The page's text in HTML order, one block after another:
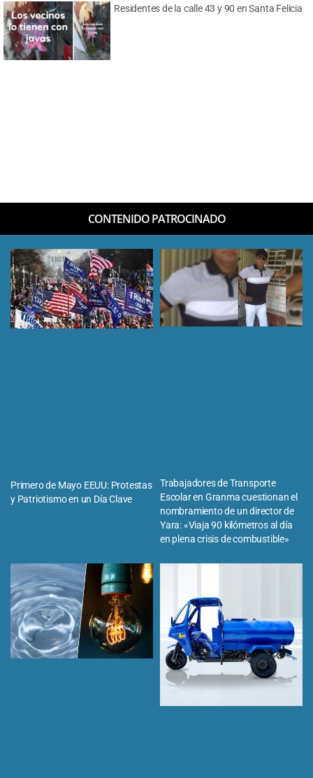
Residentes de la calle 43 y 90 en Santa Felicia
CONTENIDO PATROCINADO
Primero de Mayo EEUU: Protestas
y Patriotismo en un Día Clave
Trabajadores de Transporte
Escolar en Granma cuestionan el
nombramiento de un director de
Yara: «Viaja 90 kilómetros al día
en plena crisis de combustible»